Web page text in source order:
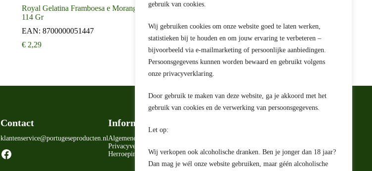
gebruik van cookies.
Wij gebruiken cookies om onze website goed te laten werken,
statistieken bij te houden en om jouw ervaring te verbeteren –
bijvoorbeeld via e-mailmarketing of persoonlijke aanbiedingen.
Persoonsgegevens kunnen worden bewaard en gebruikt volgens
onze privacyverklaring.
Door gebruik te maken van deze website, ga je akkoord met het
gebruik van cookies en de verwerking van persoonsgegevens.
Let op:
Wij verkopen ook alcoholische dranken. Ben je jonger dan 18 jaar?
Dan mag je wél onze website gebruiken, maar géén alcoholische
Royal Gelatina Framboesa e Morango
114 Gr
EAN: 8700000051447
€ 2,29
Royal Gelatina Ananas 114 Gr
EAN:
8700000054394
€2,29
Contact
klantenservice@portugeseproducten.nl
Facebook
Informatie
Algemene voorwaarden
Privacyverklaring
Herroepingsrecht